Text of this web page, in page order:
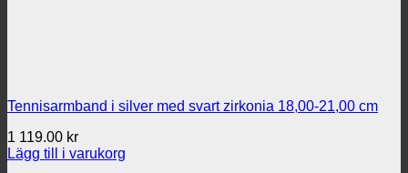
Tennisarmband i silver med svart zirkonia 18,00-21,00 cm
1 119.00 kr
Lägg till i varukorg